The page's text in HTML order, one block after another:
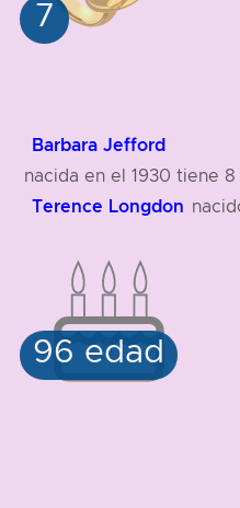
Barbara Jefford
nacida en el 1930 tiene
Terence Longdon